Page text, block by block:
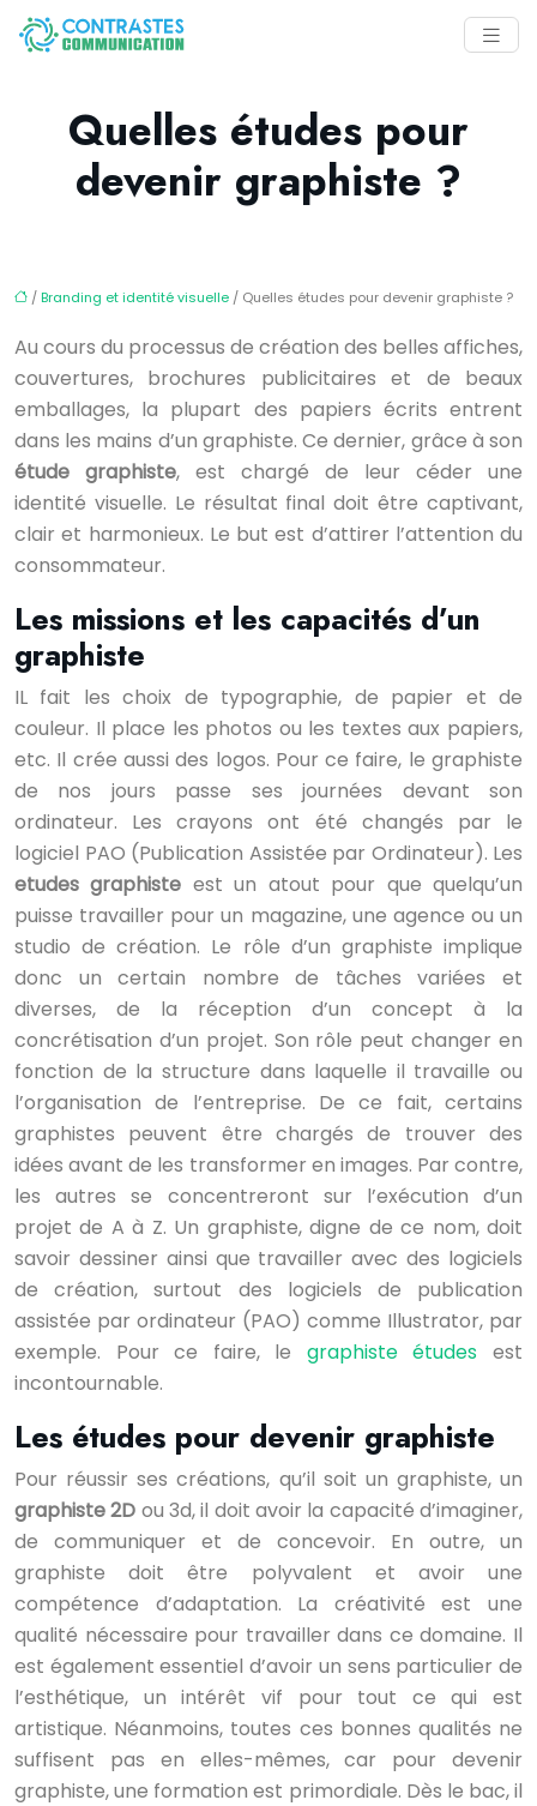
Quelles études pour
devenir graphiste ?
/ Branding et identité visuelle / Quelles études pour devenir graphiste ?
Au cours du processus de création des belles affiches,
couvertures, brochures publicitaires et de beaux
emballages, la plupart des papiers écrits entrent
dans les mains d’un graphiste. Ce dernier, grâce à son
étude graphiste, est chargé de leur céder une
identité visuelle. Le résultat final doit être captivant,
clair et harmonieux. Le but est d’attirer l’attention du
consommateur.
Les missions et les capacités d’un
graphiste
IL fait les choix de typographie, de papier et de
couleur. Il place les photos ou les textes aux papiers,
etc. Il crée aussi des logos. Pour ce faire, le graphiste
de nos jours passe ses journées devant son
ordinateur. Les crayons ont été changés par le
logiciel PAO (Publication Assistée par Ordinateur). Les
etudes graphiste est un atout pour que quelqu’un
puisse travailler pour un magazine, une agence ou un
studio de création. Le rôle d’un graphiste implique
donc un certain nombre de tâches variées et
diverses, de la réception d’un concept à la
concrétisation d’un projet. Son rôle peut changer en
fonction de la structure dans laquelle il travaille ou
l’organisation de l’entreprise. De ce fait, certains
graphistes peuvent être chargés de trouver des
idées avant de les transformer en images. Par contre,
les autres se concentreront sur l’exécution d’un
projet de A à Z. Un graphiste, digne de ce nom, doit
savoir dessiner ainsi que travailler avec des logiciels
de création, surtout des logiciels de publication
assistée par ordinateur (PAO) comme Illustrator, par
exemple. Pour ce faire, le graphiste études est
incontournable.
Les études pour devenir graphiste
Pour réussir ses créations, qu’il soit un graphiste, un
graphiste 2D ou 3d, il doit avoir la capacité d’imaginer,
de communiquer et de concevoir. En outre, un
graphiste doit être polyvalent et avoir une
compétence d’adaptation. La créativité est une
qualité nécessaire pour travailler dans ce domaine. Il
est également essentiel d’avoir un sens particulier de
l’esthétique, un intérêt vif pour tout ce qui est
artistique. Néanmoins, toutes ces bonnes qualités ne
suffisent pas en elles-mêmes, car pour devenir
graphiste, une formation est primordiale. Dès le bac, il